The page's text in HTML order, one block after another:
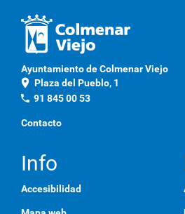
Ayuntamiento de Colmenar Viejo
location_on Plaza del Pueblo, 1
phone 91 845 00 53
Contacto
Info
Accesibilidad